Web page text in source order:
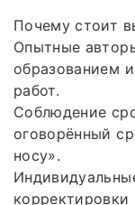
Почему стоит
Опытные
образованием
работ.
Соблюдение
оговорённый
носу».
корректировки